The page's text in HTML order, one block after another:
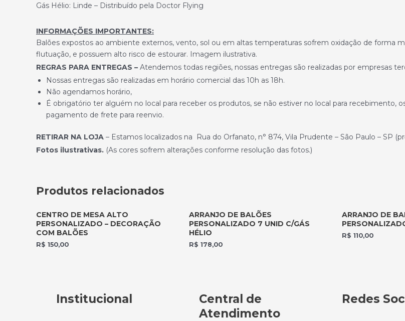
Gás Hélio: Linde – Distribuído pela Doctor Flying
INFORMAÇÕES IMPORTANTES:
Balões expostos ao ambiente externos, vento, sol ou em altas temperaturas sofrem oxidação de forma
flutuação, e possuem alto risco de estourar. Imagem ilustrativa.
REGRAS PARA ENTREGAS – Atendemos todas regiões, nossas entregas são realizadas por empresas
Nossas entregas são realizadas em horário comercial das 10h as 18h.
Não agendamos horário,
É obrigatório ter alguém no local para receber os produtos, se não estiver no local para recebimento,
pagamento de frete para reenvio.
RETIRAR NA LOJA – Estamos localizados na Rua do Orfanato, n° 874, Vila Prudente – São Paulo – SP
Fotos ilustrativas. (As cores sofrem alterações conforme resolução das fotos.)
Produtos relacionados
CENTRO DE MESA ALTO
PERSONALIZADO – DECORAÇÃO
COM BALÕES
R$ 150,00
ARRANJO DE BALÕES
PERSONALIZADO 7 UNID C/GÁS
HÉLIO
R$ 178,00
ARRANJO DE
R$ 110,00
Institucional
Central de
Atendimento
Redes